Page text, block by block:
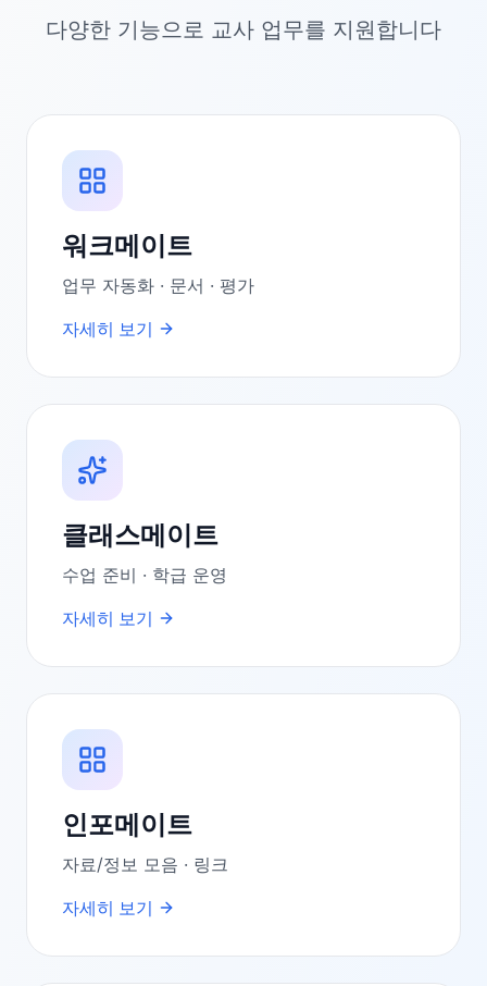
다양한 기능으로 교사 업무를 지원합니다
워크메이트
업무 자동화 · 문서 · 평가
자세히 보기
클래스메이트
수업 준비 · 학급 운영
자세히 보기
인포메이트
자료/정보 모음 · 링크
자세히 보기